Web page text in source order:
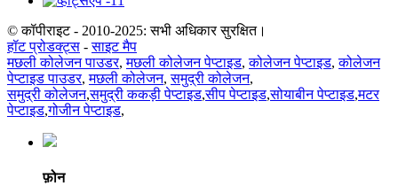
© कॉपीराइट - 2010-2025: सभी अधिकार सुरक्षित।
हॉट प्रोडक्ट्स -साइट मैप
मछली कोलेजन पाउडर,मछली कोलेजन पेप्टाइड,कोलेजन पेप्टाइड,कोलेजन
पेप्टाइड पाउडर,मछली कोलेजन,समुद्री कोलेजन,
समुद्री कोलेजन,समुद्री ककड़ी पेप्टाइड,सीप पेप्टाइड,सोयाबीन पेप्टाइड,मटर
पेप्टाइड,गोजीन पेप्टाइड,
फ़ोन